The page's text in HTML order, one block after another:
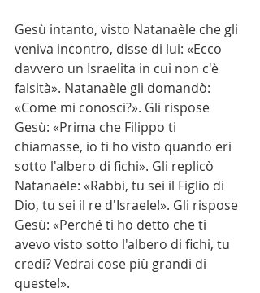
Gesù intanto, visto Natanaèle che gli
veniva incontro, disse di lui: «Ecco
davvero un Israelita in cui non c'è
falsità». Natanaèle gli domandò:
«Come mi conosci?». Gli rispose
Gesù: «Prima che Filippo ti
chiamasse, io ti ho visto quando eri
sotto l'albero di fichi». Gli replicò
Natanaèle: «Rabbì, tu sei il Figlio di
Dio, tu sei il re d'Israele!». Gli rispose
Gesù: «Perché ti ho detto che ti
avevo visto sotto l'albero di fichi, tu
credi? Vedrai cose più grandi di
queste!».